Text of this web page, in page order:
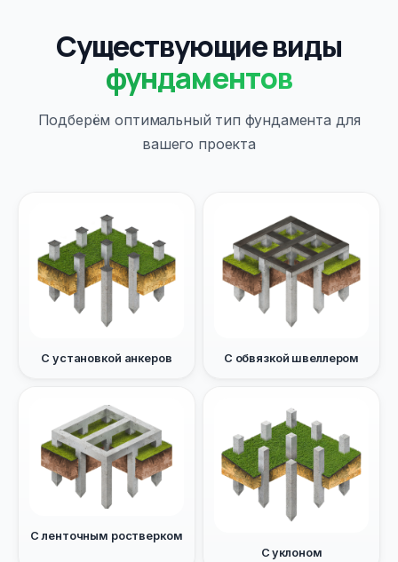
Существующие виды
фундаментов
Подберём оптимальный тип фундамента для
вашего проекта
С установкой анкеров С обвязкой швеллером
С ленточным ростверком
С уклоном